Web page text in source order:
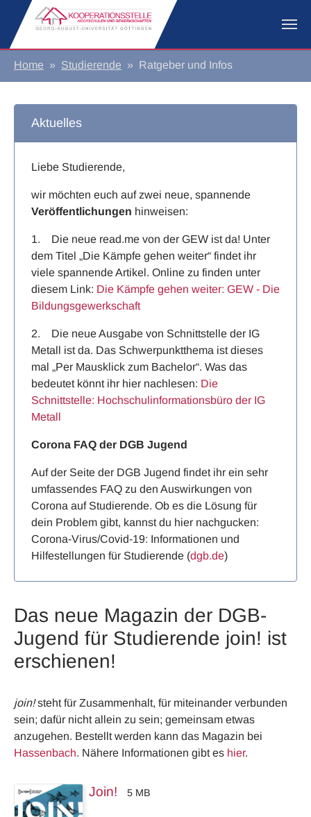
Home Studierende Ratgeber und Infos
Aktuelles
Liebe Studierende,
wir möchten euch auf zwei neue, spannende
Veröffentlichungen hinweisen:
1. Die neue read.me von der GEW ist da! Unter
dem Titel „Die Kämpfe gehen weiter“ findet ihr
viele spannende Artikel. Online zu finden unter
diesem Link: Die Kämpfe gehen weiter: GEW - Die
Bildungsgewerkschaft
2. Die neue Ausgabe von Schnittstelle der IG
Metall ist da. Das Schwerpunktthema ist dieses
mal „Per Mausklick zum Bachelor“. Was das
bedeutet könnt ihr hier nachlesen: Die
Schnittstelle: Hochschulinformationsbüro der IG
Metall
Corona FAQ der DGB Jugend
Auf der Seite der DGB Jugend findet ihr ein sehr
umfassendes FAQ zu den Auswirkungen von
Corona auf Studierende. Ob es die Lösung für
dein Problem gibt, kannst du hier nachgucken:
Corona-Virus/Covid-19: Informationen und
Hilfestellungen für Studierende (dgb.de)
Das neue Magazin der DGB-
Jugend für Studierende join! ist
erschienen!
join!steht für Zusammenhalt, für miteinander verbunden
sein; dafür nicht allein zu sein; gemeinsam etwas
anzugehen. Bestellt werden kann das Magazin bei
Hassenbach. Nähere Informationen gibt es hier.
Join! 5 MB